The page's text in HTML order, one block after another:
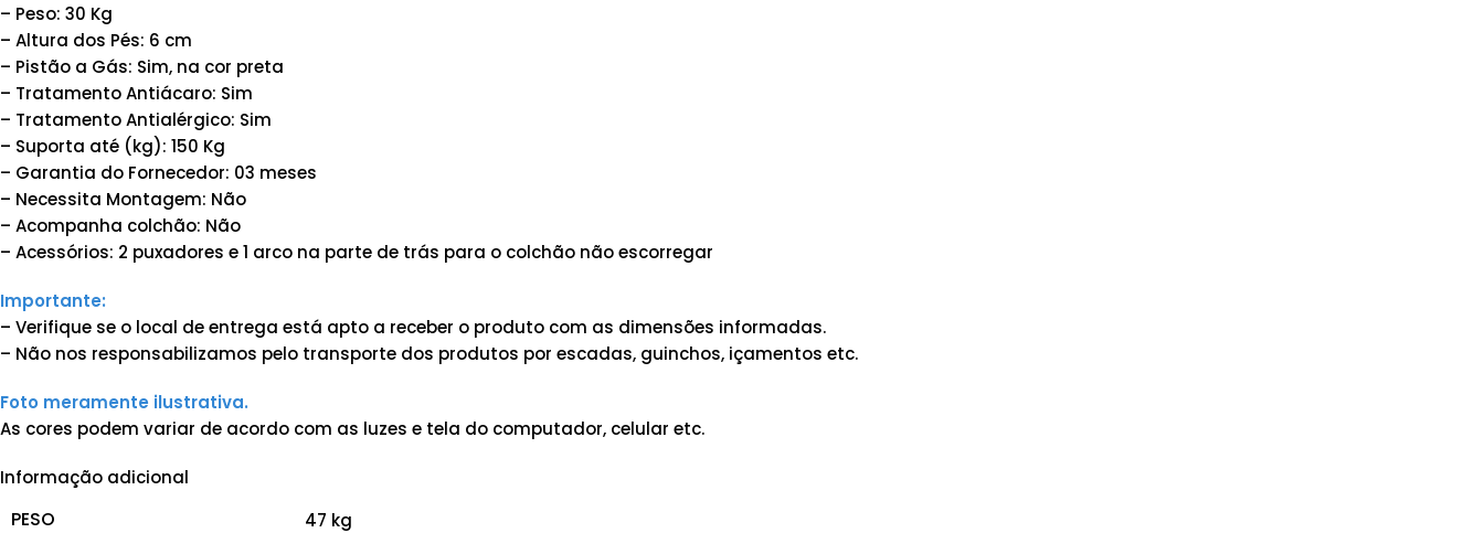
– Peso: 30 Kg
– Altura dos Pés: 6 cm
– Pistão a Gás: Sim, na cor preta
– Tratamento Antiácaro: Sim
– Tratamento Antialérgico: Sim
– Suporta até (kg): 150 Kg
– Garantia do Fornecedor: 03 meses
– Necessita Montagem: Não
– Acompanha colchão: Não
– Acessórios: 2 puxadores e 1 arco na parte de trás para o colchão não escorregar
Importante:
– Verifique se o local de entrega está apto a receber o produto com as dimensões informadas.
– Não nos responsabilizamos pelo transporte dos produtos por escadas, guinchos, içamentos etc.
Foto meramente ilustrativa.
As cores podem variar de acordo com as luzes e tela do computador, celular etc.
Informação adicional
PESO 47 kg